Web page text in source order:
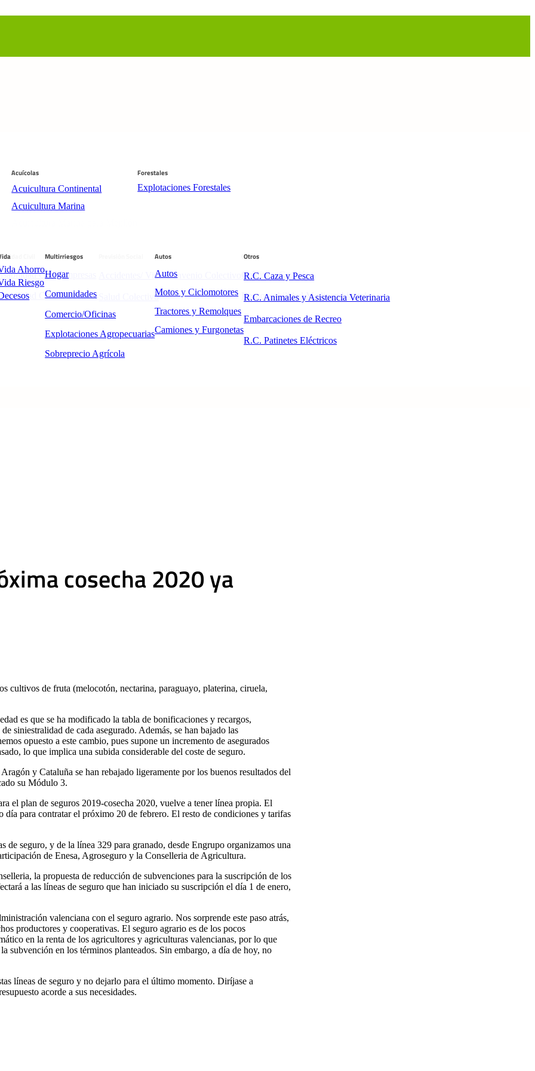
Acuícolas
Acuicultura Continental
Acuicultura Marina
Forestales
Explotaciones Forestales
Civil
Civil Empresas
Civil Directivos
Accidentes/ Vida Convenio Colectivo
Salud Colectivo
Otros:
Crédito y Caución
Responsabilidad Medioambiental
Ahorro
Riesgo
Multirriesgos
Hogar
Comunidades
Comercio/Oficinas
Explotaciones Agropecuarias
Sobreprecio Agrícola
Autos
Autos
Motos y Ciclomotores
Tractores y Remolques
Camiones y Furgonetas
Otros
R.C. Caza y Pesca
R.C. Animales y Asistencia Veterinaria
Embarcaciones de Recreo
R.C. Patinetes Eléctricos
cosecha 2020 ya
cultivos de fruta (melocotón, nectarina, paraguayo, platerina, ciruela,
es que se ha modificado la tabla de bonificaciones y recargos,
siniestralidad de cada asegurado. Además, se han bajado las
opuesto a este cambio, pues supone un incremento de asegurados
lo que implica una subida considerable del coste de seguro.
y Cataluña se han rebajado ligeramente por los buenos resultados del
su Módulo 3.
el plan de seguros 2019-cosecha 2020, vuelve a tener línea propia. El
para contratar el próximo 20 de febrero. El resto de condiciones y tarifas
seguro, y de la línea 329 para granado, desde Engrupo organizamos una
de Enesa, Agroseguro y la Conselleria de Agricultura.
la propuesta de reducción de subvenciones para la suscripción de los
a las líneas de seguro que han iniciado su suscripción el día 1 de enero,
valenciana con el seguro agrario. Nos sorprende este paso atrás,
productores y cooperativas. El seguro agrario es de los pocos
en la renta de los agricultores y agriculturas valencianas, por lo que
subvención en los términos planteados. Sin embargo, a día de hoy, no
líneas de seguro y no dejarlo para el último momento. Diríjase a
acorde a sus necesidades.